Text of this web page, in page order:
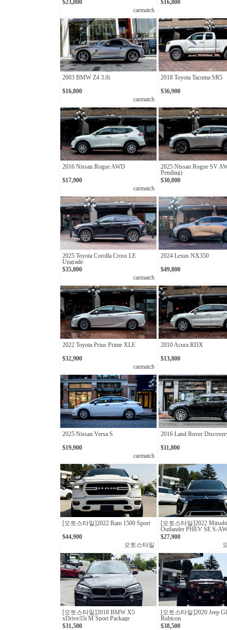
$23,800
carmatch
$16,800
2003 BMW Z4 3.0i
$16,800
carmatch
2018 Toyota Tacoma SR5
$36,900
2016 Nissan Rogue AWD
$17,900
carmatch
2025 Nissan Rogue SV
Pending)
$30,800
2025 Toyota Corolla Cross LE
Upgrade
$35,800
carmatch
2024 Lexus NX350
$49,800
2022 Toyota Prius Prime XLE
$32,900
carmatch
2010 Acura RDX
$13,800
2025 Nissan Versa S
$19,900
carmatch
2016 Land Rover
$11,800
[오토스타일]2022 Ram 1500 Sport
$44,900
오토스타일
[오토스타일]2022
Outlander PHEV SE S-
$27,900
[오토스타일] 2018 BMW X5
xDrive35i M Sport Package
$31,500
[오토스타일] 2020 Jeep
Rubicon
$38,500